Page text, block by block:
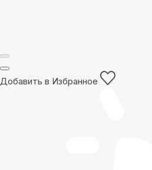
Добавить в Избранное